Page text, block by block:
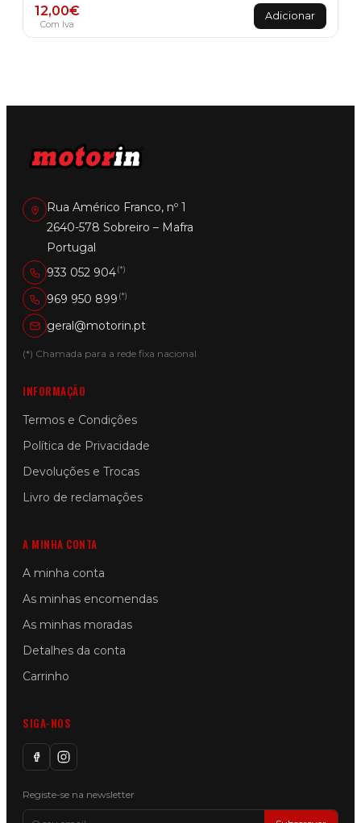
12,00€
Com Iva
Adicionar
Rua Américo Franco, nº 1
2640-578 Sobreiro – Mafra
Portugal
933 052 904(*)
969 950 899 (*)
geral@motorin.pt
(*) Chamada para a rede fixa nacional
INFORMAÇÃO
Termos e Condições
Política de Privacidade
Devoluções e Trocas
Livro de reclamações
A MINHA CONTA
A minha conta
As minhas encomendas
As minhas moradas
Detalhes da conta
Carrinho
SIGA-NOS
Registe-se na newsletter